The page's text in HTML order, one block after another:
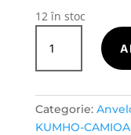
12 în stoc
Cantitate
KUMHO-
CAMIOANE
295/60R22.5
150/147K
Categorie:
KUMHO-